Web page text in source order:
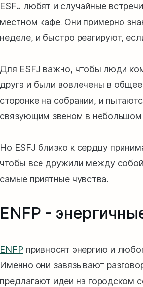
ESFJ любят и случайные
местном кафе. Они примерно
неделе, и быстро реагируют,
Для ESFJ важно, чтобы люди
друга и были вовлечены в
сторонке на собрании, и
связующим звеном в небольшом
Но ESFJ близко к сердцу
чтобы все дружили между
самые приятные чувства.
ENFP -
ENFP привносят энергию и
Именно они завязывают
предлагают идеи на городском